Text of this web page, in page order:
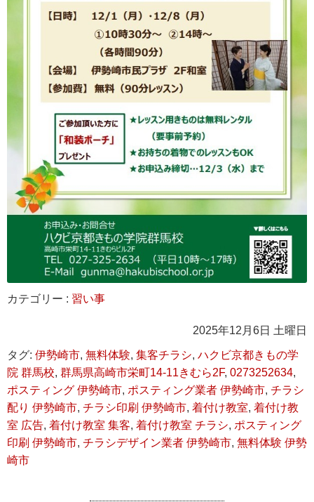
カテゴリー : 習い事
2025年12月6日 土曜日
タグ: 伊勢崎市, 無料体験, 集客チラシ, ハクビ京都きもの学
院 群馬校, 群馬県高崎市栄町14-11きむら2F, 0273252634,
ポスティング 伊勢崎市, ポスティング業者 伊勢崎市, チラシ
配り 伊勢崎市, チラシ印刷 伊勢崎市, 着付け教室, 着付け教
室 広告, 着付け教室 集客, 着付け教室 チラシ, ポスティング
印刷 伊勢崎市, チラシデザイン業者 伊勢崎市, 無料体験 伊勢
崎市